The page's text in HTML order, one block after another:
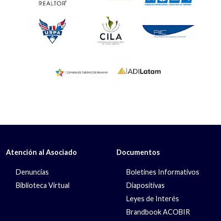
Atención al Asociado
Denuncias
Biblioteca Virtual
Documentos
Boletines Informativos
Diapositivas
Leyes de Interés
Brandbook ACOBIR